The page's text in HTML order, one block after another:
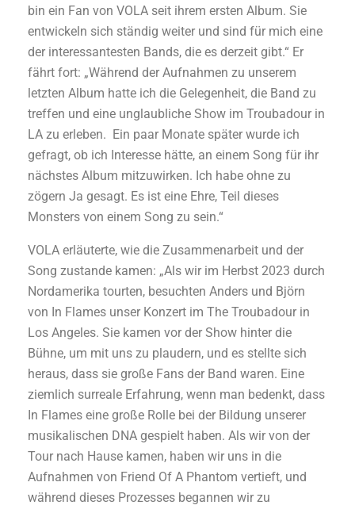
bin ein Fan von VOLA seit ihrem ersten Album. Sie
entwickeln sich ständig weiter und sind für mich eine
der interessantesten Bands, die es derzeit gibt.“ Er
fährt fort: „Während der Aufnahmen zu unserem
letzten Album hatte ich die Gelegenheit, die Band zu
treffen und eine unglaubliche Show im Troubadour in
LA zu erleben. Ein paar Monate später wurde ich
gefragt, ob ich Interesse hätte, an einem Song für ihr
nächstes Album mitzuwirken. Ich habe ohne zu
zögern Ja gesagt. Es ist eine Ehre, Teil dieses
Monsters von einem Song zu sein.“
VOLA erläuterte, wie die Zusammenarbeit und der
Song zustande kamen: „Als wir im Herbst 2023 durch
Nordamerika tourten, besuchten Anders und Björn
von In Flames unser Konzert im The Troubadour in
Los Angeles. Sie kamen vor der Show hinter die
Bühne, um mit uns zu plaudern, und es stellte sich
heraus, dass sie große Fans der Band waren. Eine
ziemlich surreale Erfahrung, wenn man bedenkt, dass
In Flames eine große Rolle bei der Bildung unserer
musikalischen DNA gespielt haben. Als wir von der
Tour nach Hause kamen, haben wir uns in die
Aufnahmen von Friend Of A Phantom vertieft, und
während dieses Prozesses begannen wir zu